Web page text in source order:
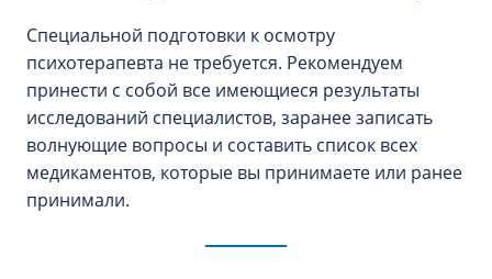
Специальной подготовки к осмотру
психотерапевта не требуется. Рекомендуем
принести с собой все имеющиеся результаты
исследований специалистов, заранее записать
волнующие вопросы и составить список всех
медикаментов, которые вы принимаете или ранее
принимали.